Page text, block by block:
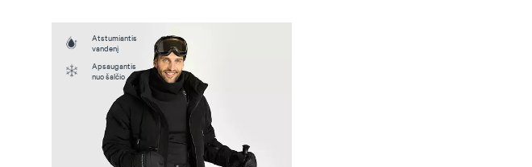
Atstumiantis
vandenį
Apsaugantis
nuo šalčio